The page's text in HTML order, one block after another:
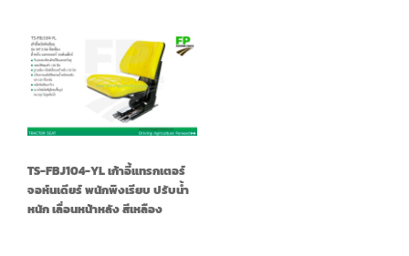
TS-FBJ104-YL เก้าอี้แทรกเตอร์
จอห์นเดียร์ พนักพิงเรียบ ปรับน้ำ
หนัก เลื่อนหน้าหลัง สีเหลือง